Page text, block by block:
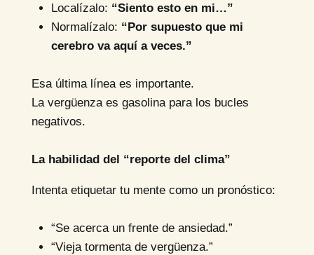
Localízalo: “Siento esto en mi…”
Normalízalo: “Por supuesto que mi
cerebro va aquí a veces.”
Esa última línea es importante.
La vergüenza es gasolina para los bucles
negativos.
La habilidad del “reporte del clima”
Intenta etiquetar tu mente como un pronóstico:
“Se acerca un frente de ansiedad.”
“Vieja tormenta de vergüenza.”